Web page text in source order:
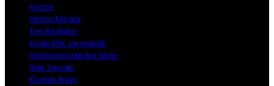
Home
Histori Media
Tim Redaksi
Kode Etik Jurnalistik
Pedoman Media Siber
Hak Jawab
Kontak Iklan